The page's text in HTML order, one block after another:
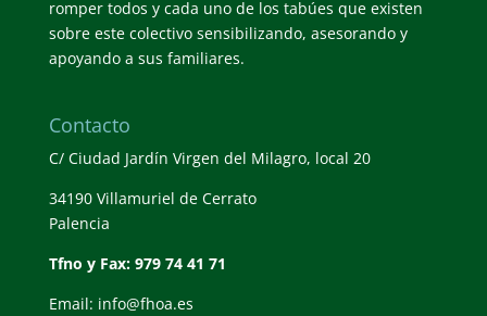
romper todos y cada uno de los tabúes que existen
sobre este colectivo sensibilizando, asesorando y
apoyando a sus familiares.
Contacto
C/ Ciudad Jardín Virgen del Milagro, local 20
34190 Villamuriel de Cerrato
Palencia
Tfno y Fax: 979 74 41 71
Email: info@fhoa.es